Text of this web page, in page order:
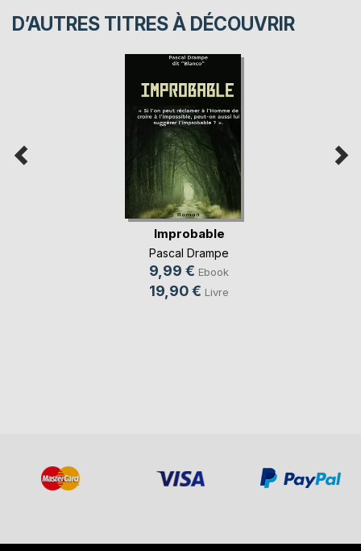
D’AUTRES TITRES À DÉCOUVRIR
Improbable
Pascal Drampe
9,99 € Ebook
19,90 € Livre